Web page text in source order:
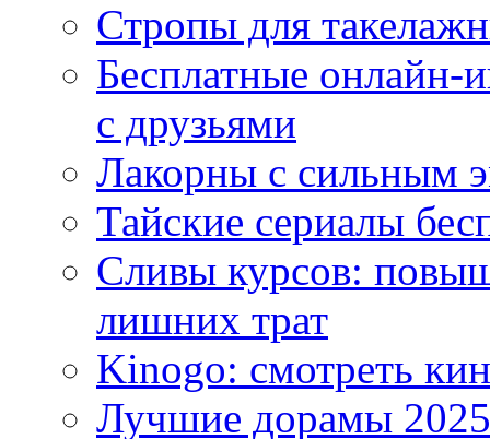
Стропы для
Бесплатные
с друзьями
Лакорны с сильным
Тайские сериалы
Сливы курсов:
лишних трат
Kinogo: смотреть
Лучшие дорамы